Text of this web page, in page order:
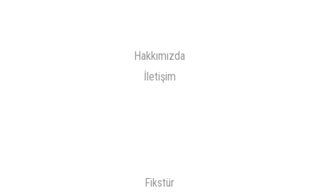
Hakkımızda
İletişim
Fikstür